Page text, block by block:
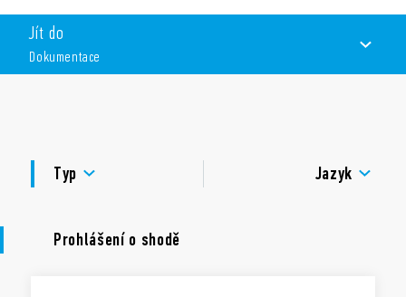
Typ 90.26 je patice se šroubovými svorkami na DIN lištu. Pro
relé řady 60.12.
napěťová pevnost: 2 kV AC
krytí: IP 20
Jít do
Dokumentace
SCHVÁLENÍ
Typ
Jazyk
Prohlášení o shodě